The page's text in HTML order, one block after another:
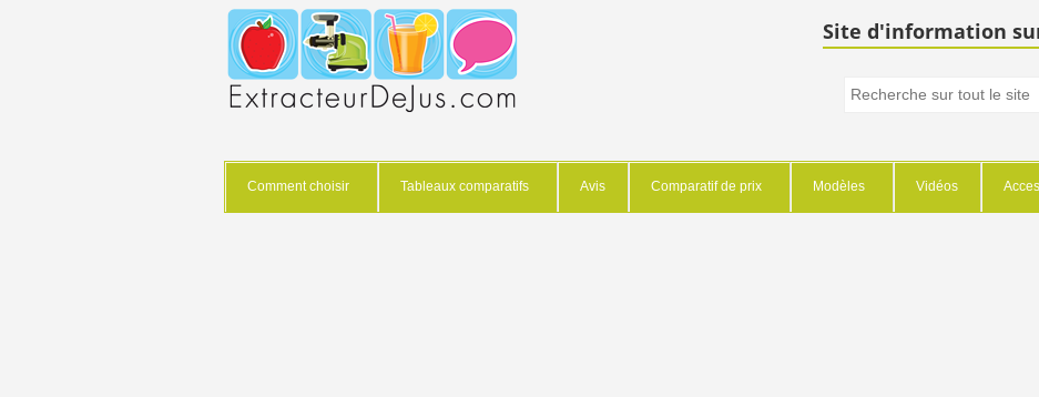
Site d'information
Comment choisir Tableaux comparatifs Avis Comparatif de prix Modèles Vidéos